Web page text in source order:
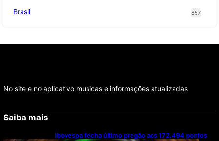
Brasil
857
No site e no aplicativo musicas e informações atualizadas
Saiba mais
Ibovespa fecha último pregão aos 172.494 pontos